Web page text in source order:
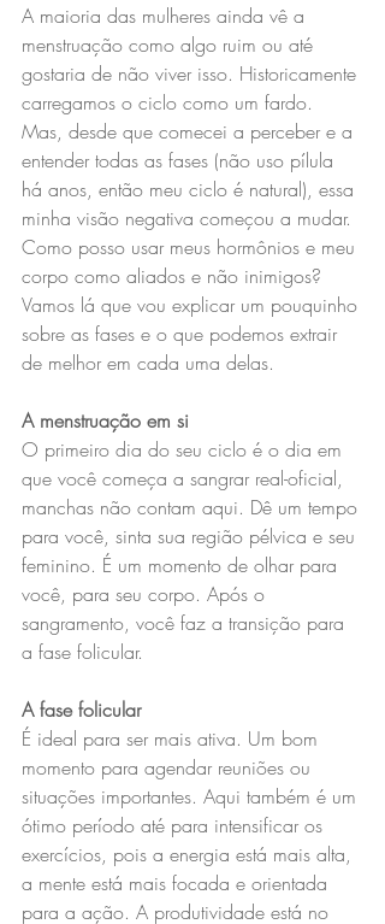
A maioria das mulheres ainda vê a
menstruação como algo ruim ou até
gostaria de não viver isso. Historicamente
carregamos o ciclo como um fardo.
Mas, desde que comecei a perceber e a
entender todas as fases (não uso pílula
há anos, então meu ciclo é natural), essa
minha visão negativa começou a mudar.
Como posso usar meus hormônios e meu
corpo como aliados e não inimigos?
Vamos lá que vou explicar um pouquinho
sobre as fases e o que podemos extrair
de melhor em cada uma delas.
A menstruação em si
O primeiro dia do seu ciclo é o dia em
que você começa a sangrar real-oficial,
manchas não contam aqui. Dê um tempo
para você, sinta sua região pélvica e seu
feminino. É um momento de olhar para
você, para seu corpo. Após o
sangramento, você faz a transição para
a fase folicular.
A fase folicular
É ideal para ser mais ativa. Um bom
momento para agendar reuniões ou
situações importantes. Aqui também é um
ótimo período até para intensificar os
exercícios, pois a energia está mais alta,
a mente está mais focada e orientada
para a ação. A produtividade está no